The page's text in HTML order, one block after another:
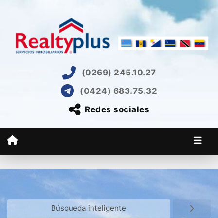
(0269) 245.10.27
(0424) 683.75.32
Redes sociales
Búsqueda inteligente